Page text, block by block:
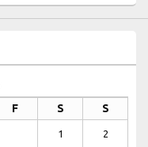
F S S
1 2